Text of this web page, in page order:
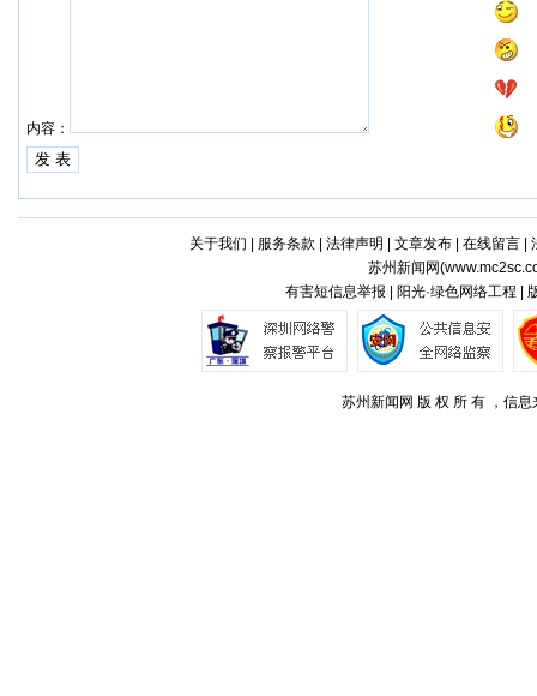
内容：
关于我们 服务条款 法律声明 文章发布| 在线留言|
苏州新闻网(
有害短信息举报 | 阳光·绿色网络工程 |
苏州新闻网 版 权 所 有 ，信